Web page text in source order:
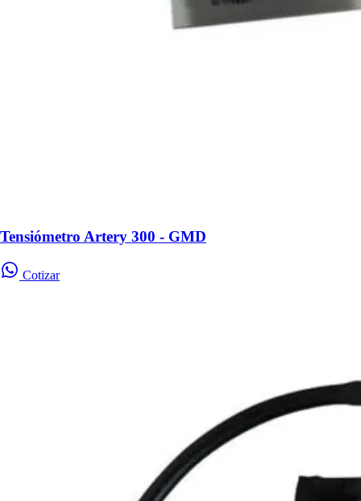
Tensiómetro Artery 300 - GMD
Cotizar